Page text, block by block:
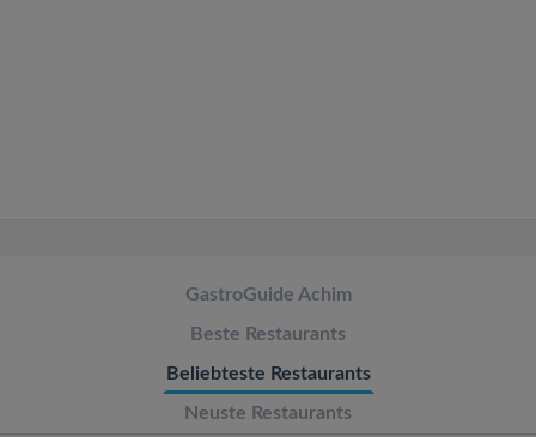
GastroGuide Achim
Beste Restaurants
Beliebteste Restaurants
Neuste Restaurants